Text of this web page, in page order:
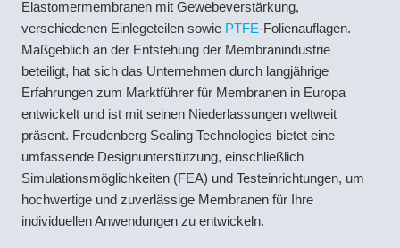
Elastomermembranen mit Gewebeverstärkung,
verschiedenen Einlegeteilen sowie PTFE-Folienauflagen.
Maßgeblich an der Entstehung der Membranindustrie
beteiligt, hat sich das Unternehmen durch langjährige
Erfahrungen zum Marktführer für Membranen in Europa
entwickelt und ist mit seinen Niederlassungen weltweit
präsent. Freudenberg Sealing Technologies bietet eine
umfassende Designunterstützung, einschließlich
Simulationsmöglichkeiten (FEA) und Testeinrichtungen, um
hochwertige und zuverlässige Membranen für Ihre
individuellen Anwendungen zu entwickeln.